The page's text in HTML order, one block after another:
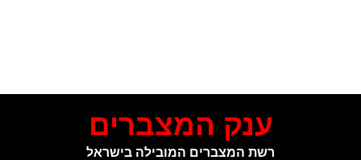
ענק המצברים
רשת המצברים המובילה בישראל